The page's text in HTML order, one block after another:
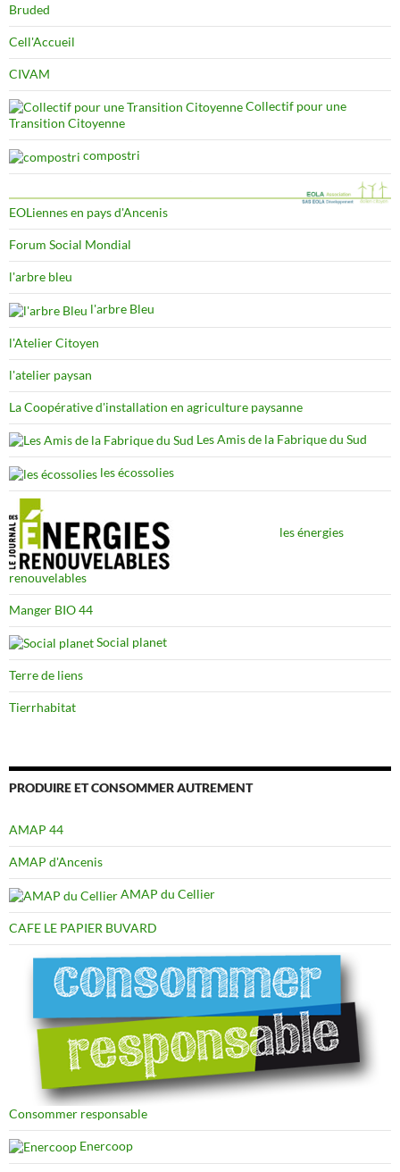
Bruded
Cell'Accueil
CIVAM
Collectif pour une
Transition Citoyenne
compostri
EOLiennes en pays d'Ancenis
Forum Social Mondial
l'arbre bleu
l'arbre Bleu
l'Atelier Citoyen
l'atelier paysan
La Coopérative d'installation en agriculture paysanne
Les Amis de la Fabrique du Sud
les écossolies
les énergies
renouvelables
Manger BIO 44
Social planet
Terre de liens
Tierrhabitat
PRODUIRE ET CONSOMMER AUTREMENT
AMAP 44
AMAP d'Ancenis
AMAP du Cellier
CAFE LE PAPIER BUVARD
Consommer responsable
Enercoop